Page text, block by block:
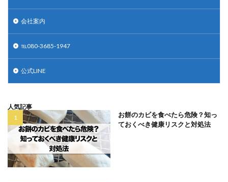
会社案内
℡080-3685-1947
公式LINE
人気記事
お餅のカビを食べたら危険？知っ
ておくべき健康リスクと対処法